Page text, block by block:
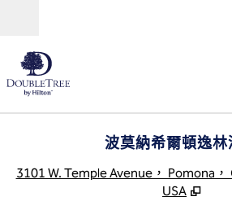
波莫納希爾頓逸林
3101 W. Temple Avenue， Pomona，
USA